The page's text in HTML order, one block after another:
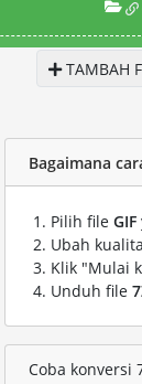
TAMBAH
Bagaimana
Pilih file GIF
Ubah
Klik "Mulai
Unduh file
Coba konversi